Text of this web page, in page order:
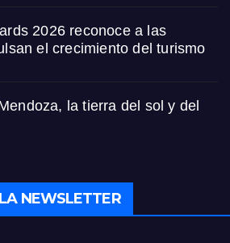
2026 reconoce a las
el crecimiento del turismo
la tierra del sol y del
NEWSLETTER